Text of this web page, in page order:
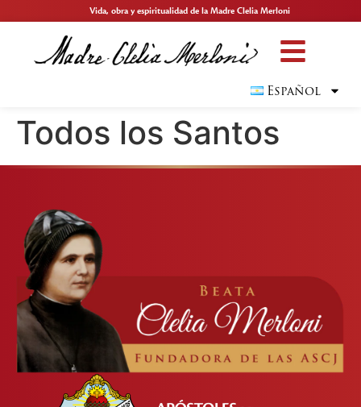
Vida, obra y espiritualidad de la Madre Clelia Merloni
Español
Todos los Santos